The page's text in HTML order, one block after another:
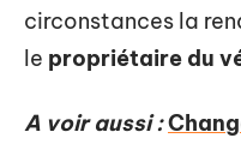
circonstances la
le propriétaire du
A voir aussi :